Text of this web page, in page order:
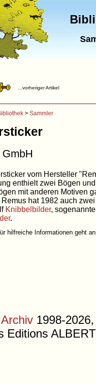
...vorheriger Artikel
> Sammler
vom Hersteller
enthielt zwei Bögen
mit anderen Motiven
Remus hat 1982 auch
Knibbelbilder,
.
hilfreiche Informationen geht
1998-
Editions